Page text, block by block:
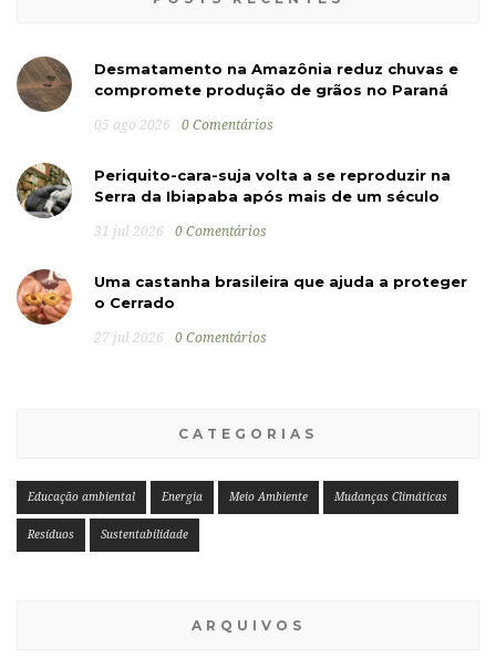
Desmatamento na Amazônia reduz chuvas e
compromete produção de grãos no Paraná
05 ago 2026 0 Comentários
Periquito-cara-suja volta a se reproduzir na
Serra da Ibiapaba após mais de um século
31 jul 2026 0 Comentários
Uma castanha brasileira que ajuda a proteger
o Cerrado
27 jul 2026 0 Comentários
CATEGORIAS
Educação ambiental Energia Meio Ambiente Mudanças Climáticas
Resíduos Sustentabilidade
ARQUIVOS